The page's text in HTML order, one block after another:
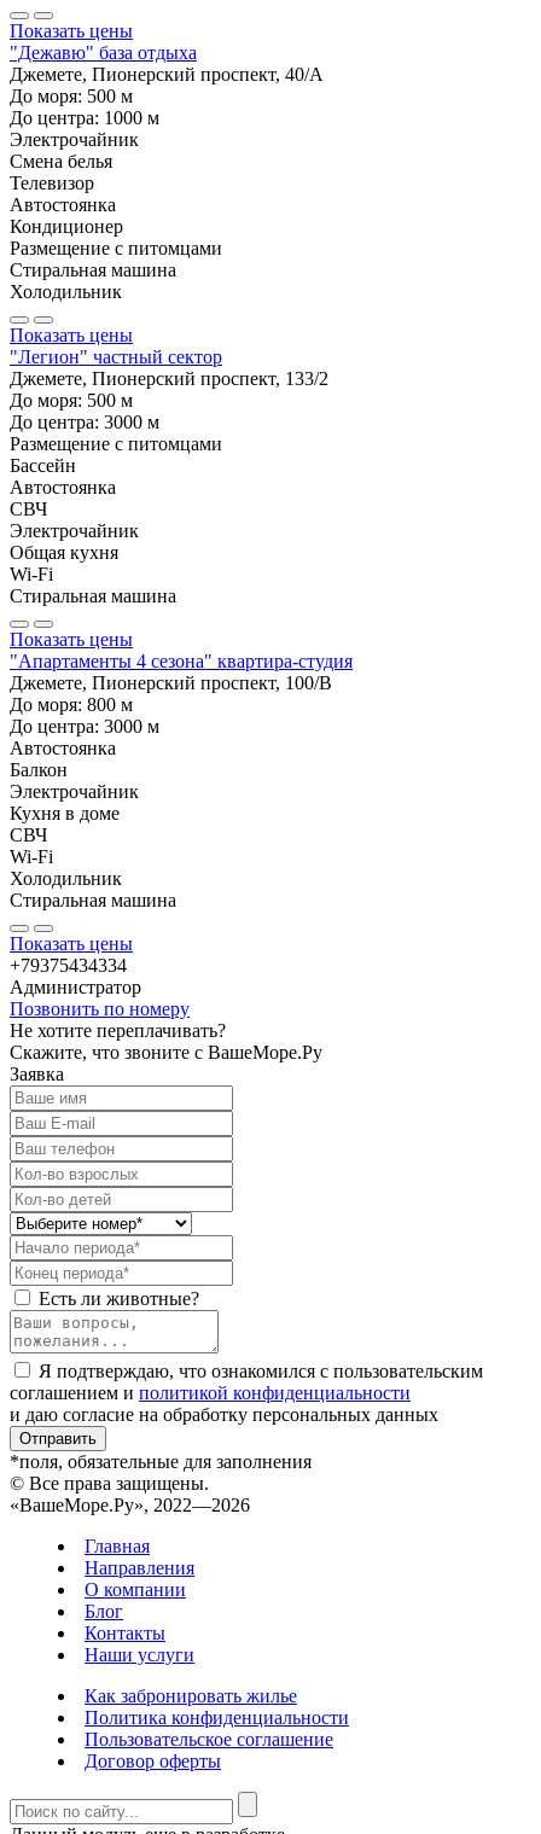
Показать цены
"Дежавю" база отдыха
Джемете, Пионерский проспект, 40/А
До моря: 500 м
До центра: 1000 м
Электрочайник
Смена белья
Телевизор
Автостоянка
Кондиционер
Размещение с питомцами
Стиральная машина
Холодильник
Показать цены
"Легион" частный сектор
Джемете, Пионерский проспект, 133/2
До моря: 500 м
До центра: 3000 м
Размещение с питомцами
Бассейн
Автостоянка
СВЧ
Электрочайник
Общая кухня
Wi-Fi
Стиральная машина
Показать цены
"Апартаменты 4 сезона" квартира-студия
Джемете, Пионерский проспект, 100/В
До моря: 800 м
До центра: 3000 м
Автостоянка
Балкон
Электрочайник
Кухня в доме
СВЧ
Wi-Fi
Холодильник
Стиральная машина
Показать цены
+79375434334
Администратор
Позвонить по номеру
Не хотите переплачивать?
Скажите, что звоните с ВашеМоре.Ру
Заявка
Есть ли животные?
Я подтверждаю, что ознакомился с пользовательским
соглашением и политикой конфиденциальности
и даю согласие на обработку персональных данных
Отправить
*поля, обязательные для заполнения
© Все права защищены.
«ВашеМоре.Ру», 2022—2026
Главная
Направления
О компании
Блог
Контакты
Наши услуги
Как забронировать жилье
Политика конфиденциальности
Пользовательское соглашение
Договор оферты